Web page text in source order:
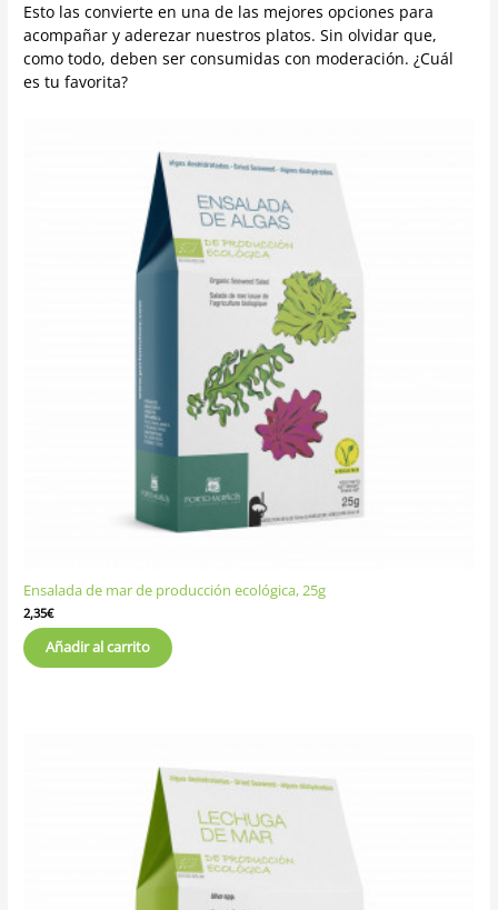
Esto las convierte en una de las mejores opciones para
acompañar y aderezar nuestros platos. Sin olvidar que,
como todo, deben ser consumidas con moderación. ¿Cuál
es tu favorita?
Ensalada de mar de producción ecológica, 25g
2,35€
Añadir al carrito